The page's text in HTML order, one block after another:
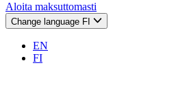
Aloita maksuttomasti
Change language FI
EN
FI